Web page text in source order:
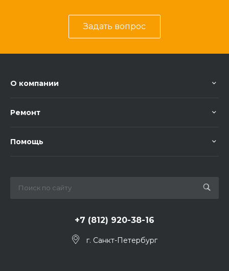
Задать вопрос
О компании
Ремонт
Помощь
+7 (812) 920-38-16
г. Санкт-Петербург